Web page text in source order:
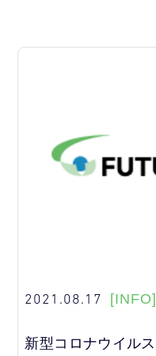
2021.08.17 [INFO]
新型コロナウイル